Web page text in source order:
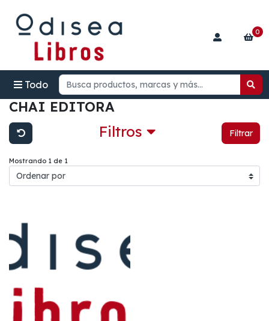
Todo
0
CHAI EDITORA
Filtros Filtrar
Mostrando 1 de 1